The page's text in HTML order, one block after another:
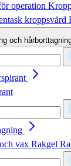
operation
kroppsvård
och
vax Rakgel